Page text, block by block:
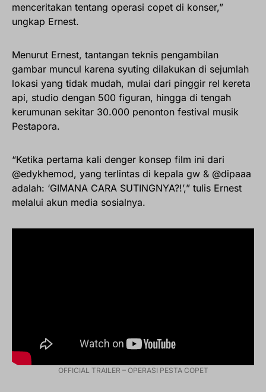
menceritakan tentang operasi copet di konser,”
ungkap Ernest.
Menurut Ernest, tantangan teknis pengambilan
gambar muncul karena syuting dilakukan di sejumlah
lokasi yang tidak mudah, mulai dari pinggir rel kereta
api, studio dengan 500 figuran, hingga di tengah
kerumunan sekitar 30.000 penonton festival musik
Pestapora.
“Ketika pertama kali denger konsep film ini dari
@edykhemod, yang terlintas di kepala gw & @dipaaa
adalah: ‘GIMANA CARA SUTINGNYA?!’,” tulis Ernest
melalui akun media sosialnya.
OFFICIAL TRAILER – OPERASI PESTA COPET